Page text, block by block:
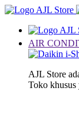
AIR
AJL Store
Toko